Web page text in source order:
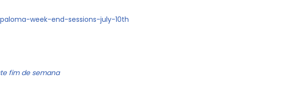
week-end-sessions-july-10th
fim de semana